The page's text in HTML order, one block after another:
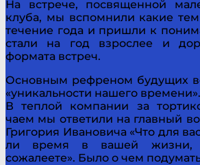
На встрече, посвященной
клуба, мы вспомнили какие
течение года и пришли к
стали на год взрослее и
формата встреч.
Основным рефреном будущих
«уникальности нашего времени».
В теплой компании за
чаем мы ответили на главный
Григория Ивановича «Что для
ли время в вашей жизни,
сожалеете». Было о чем